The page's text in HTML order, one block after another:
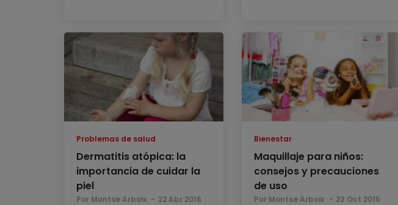
Problemas de salud
Dermatitis atópica: la
importancia de cuidar la
piel
Por Montse Arboix 22 Abr 2016
Bienestar
Maquillaje para niños:
consejos y precauciones
de uso
Por Montse Arboix 23 Oct 2015